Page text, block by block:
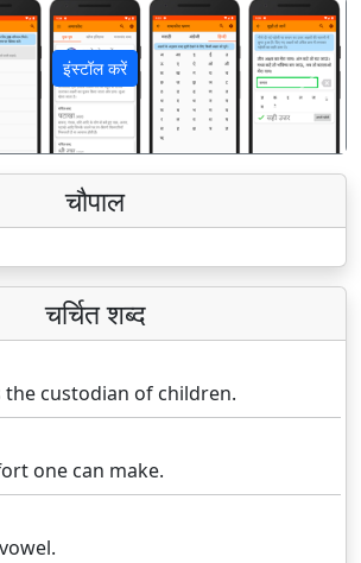
इंस्टॉल करें
अगला
चौपाल
चर्चित शब्द
the custodian of children.
one can make.